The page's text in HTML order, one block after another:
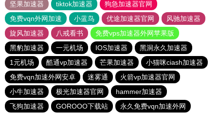
坚果加速器
tiktok加速器
狗急加速器官网
免费vqn外网加速
小蓝鸟 优途加速器官网
风驰加速器
旋风加速器
八戒看书
免费vps加速器外网苹果版
黑豹加速器
一元机场 IOS加速器
黑洞永久加速器
1元机场
酷通vp加速器 芒果加速器
小猫咪ciash加速器
免费vqn加速外网安卓
迷雾通
火箭vp加速器官网
小牛加速器
极光加速器官网
hammer加速器
飞狗加速器
GOROOO下载站
永久免费vqn加速外网